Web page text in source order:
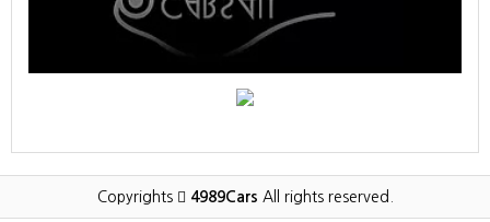
Copyrights 4989Cars All rights reserved.